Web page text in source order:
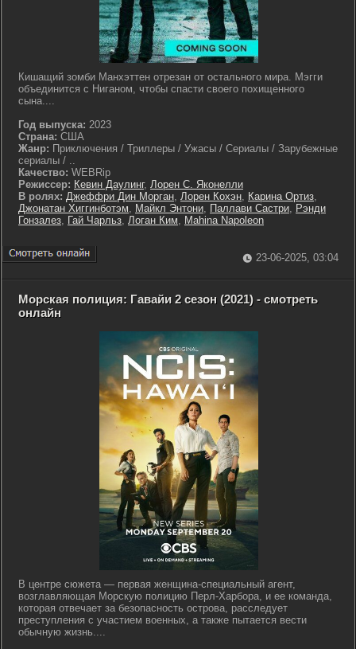
Кишащий зомби Манхэттен отрезан от остального мира. Мэгги
объединится с Ниганом, чтобы спасти своего похищенного
сына....
Год выпуска: 2023
Страна: США
Жанр: Приключения / Триллеры / Ужасы / Сериалы / Зарубежные
сериалы / ..
Качество: WEBRip
Режиссер: Кевин Даулинг, Лорен С. Яконелли
В ролях: Джеффри Дин Морган, Лорен Кохэн, Карина Ортиз,
Джонатан Хиггинботэм, Майкл Энтони, Паллави Састри, Рэнди
Гонзалез, Гай Чарльз, Логан Ким, Mahina Napoleon
23-06-2025, 03:04
Морская полиция: Гавайи 2 сезон (2021) - смотреть
онлайн
В центре сюжета — первая женщина-специальный агент,
возглавляющая Морскую полицию Перл-Харбора, и ее команда,
которая отвечает за безопасность острова, расследует
преступления с участием военных, а также пытается вести
обычную жизнь....